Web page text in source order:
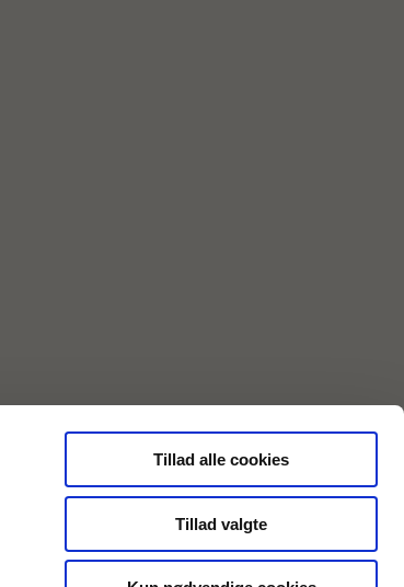
Tillad alle cookies
Tillad valgte